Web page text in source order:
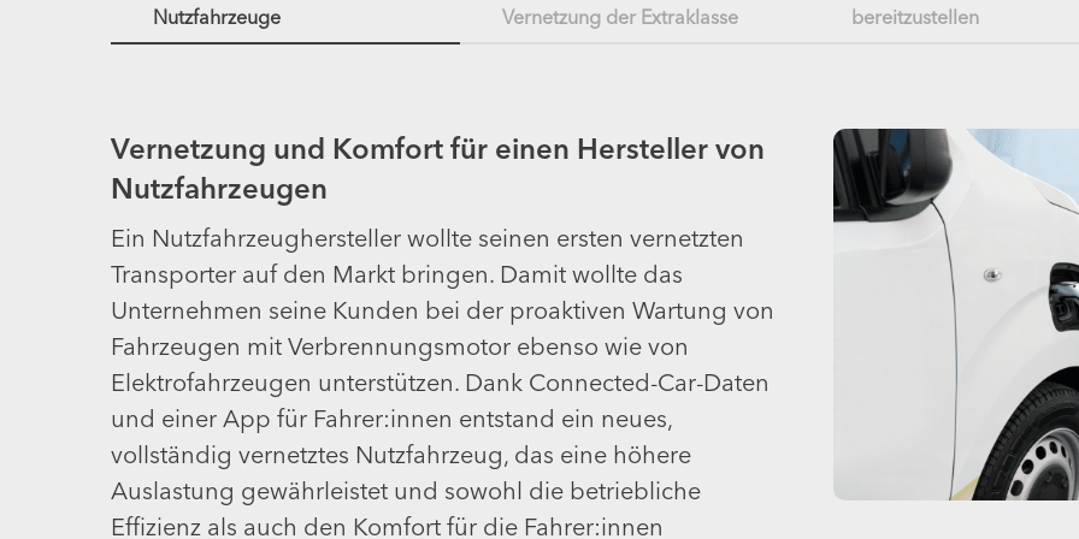
Nutzfahrzeuge
Vernetzung der Extraklasse
bereitzustellen
Vernetzung und Komfort für einen Hersteller von
Nutzfahrzeugen
Ein Nutzfahrzeughersteller wollte seinen ersten vernetzten
Transporter auf den Markt bringen. Damit wollte das
Unternehmen seine Kunden bei der proaktiven Wartung von
Fahrzeugen mit Verbrennungsmotor ebenso wie von
Elektrofahrzeugen unterstützen. Dank Connected-Car-Daten
und einer App für Fahrer:innen entstand ein neues,
vollständig vernetztes Nutzfahrzeug, das eine höhere
Auslastung gewährleistet und sowohl die betriebliche
Effizienz als auch den Komfort für die Fahrer:innen